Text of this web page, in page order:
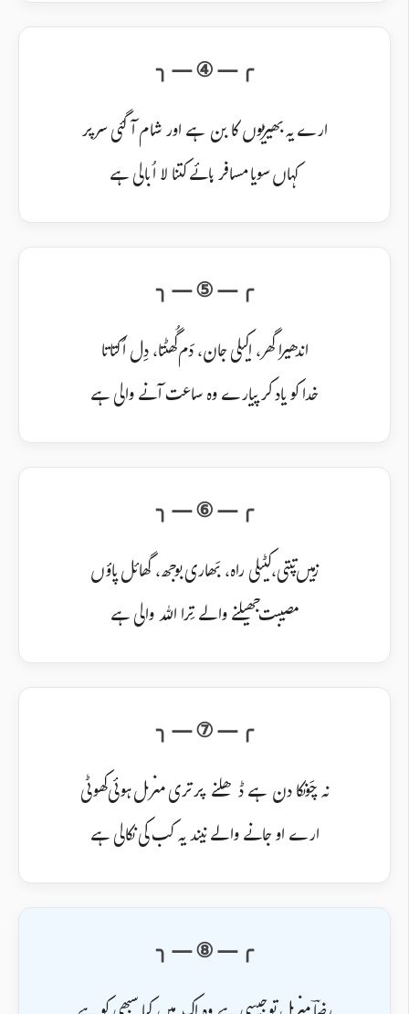
ارے یہ بھیڑیوں کا بن ہے اور شام آگئی سر پر
کہاں سویا مسافر ہائے کتنا لا اُبالی ہے
اندھیرا گھر، اکیلی جان، دَم گُھٹتا، دِل اُکتاتا
خدا کو یاد کر پیارے وہ ساعت آنے والی ہے
زمیں تپتی، کٹیلی راہ، بَھاری بوجھ، گھائل پاؤں
مصیبت جھیلنے والے تِرا اللہ والی ہے
نہ چَونکا دن ہے ڈھلنے پر تری منزل ہوئی کھوٹی
ارے او جانے والے نیند یہ کب کی نکالی ہے